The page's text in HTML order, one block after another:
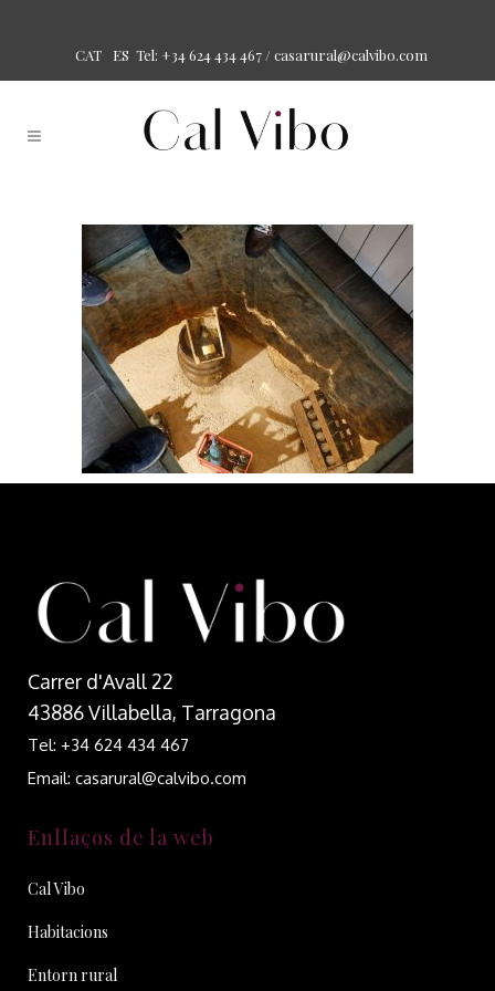
CAT ES Tel: +34 624 434 467 / casarural@calvibo.com
Carrer d'Avall 22
43886 Villabella, Tarragona
Tel: +34 624 434 467
Email: casarural@calvibo.com
Enllaços de la web
Cal Vibo
Habitacions
Entorn rural